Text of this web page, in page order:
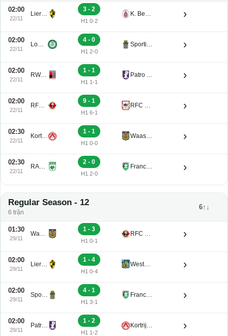
02:00
22/11
Lierse K. U21
3 - 2
H1 0-2
K. Beerschot V.A. Reserve U21 ›
02:00
22/11
Lommel U21
4 - 0
H1 2-0
Sporting Charleroi II ›
02:00
22/11
RWDM U21
1 - 1
H1 1-1
Patro Eisden U21 ›
02:00
22/11
RFC Seraing Reserve U21
9 - 1
H1 6-1
RFC de Liege U21 ›
02:30
22/11
Kortrijk U21
1 - 1
H1 0-0
Waasland-Beveren U21 ›
02:30
22/11
RAAL La Louviere U21
2 - 0
H1 2-0
Francs Borains U21 ›
Regular Season - 12
6 trận
6↑↓
01:30
29/11
Waasland-Beveren U21
1 - 3
H1 0-1
RFC Seraing Reserve U21 ›
02:00
29/11
Lierse K. U21
1 - 4
H1 0-4
Westerlo U21 ›
02:00
29/11
Sporting Charleroi II
4 - 1
H1 3-1
Francs Borains U21 ›
02:00
29/11
Patro Eisden U21
1 - 2
H1 1-2
Kortrijk U21 ›